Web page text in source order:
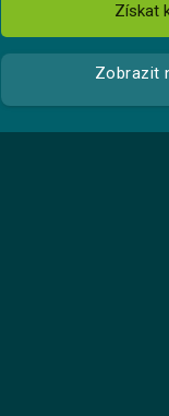
Získat
Zobrazit